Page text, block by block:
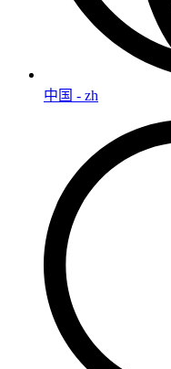
中国 - zh